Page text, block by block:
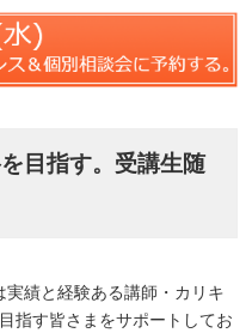
目指す。受講生随
績と経験ある講師・カリキ
指す皆さまをサポートしてお